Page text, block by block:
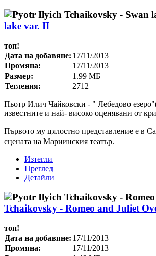
lake var. II
топ!
Дата на добавяне: 17/11/2013
Промяна:
17/11/2013
Размер:
1.99 МБ
Тегления:
2712
Пьотр Илич Чайковски - " Лебедово
известните и най- високо оценявани от
Първото му цялостно представление е в
сцената на Мариинския театър.
Изтегли
Преглед
Детайли
Tchaikovsky - Romeo and Juliet
топ!
Дата на добавяне: 17/11/2013
Промяна:
17/11/2013